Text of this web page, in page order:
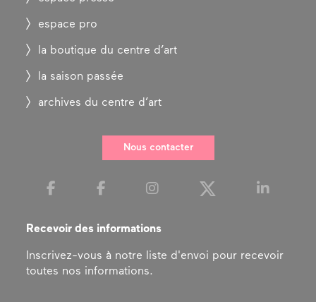
espace pro
la boutique du centre d’art
la saison passée
archives du centre d’art
Nous contacter
Recevoir des informations
Inscrivez-vous à notre liste d'envoi pour recevoir
toutes nos informations.